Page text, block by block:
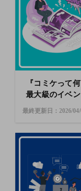
『コミケって
最大級のイベン
最終更新日：2026/